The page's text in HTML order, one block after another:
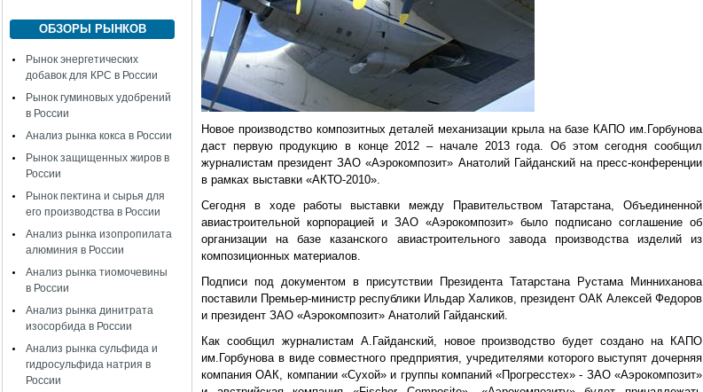
ОБЗОРЫ РЫНКОВ
Рынок энергетических
добавок для КРС в России
Рынок гуминовых удобрений
в России
Анализ рынка кокса в России
Рынок защищенных жиров в
России
Рынок пектина и сырья для
его производства в России
Анализ рынка изопропилата
алюминия в России
Анализ рынка тиомочевины
в России
Анализ рынка динитрата
изосорбида в России
Анализ рынка сульфида и
гидросульфида натрия в
России
Новое производство композитных деталей механизации крыла на базе КАПО им.Горбунова
даст первую продукцию в конце 2012 – начале 2013 года. Об этом сегодня сообщил
журналистам президент ЗАО «Аэрокомпозит» Анатолий Гайданский на пресс-конференции
в рамках выставки «АКТО-2010».
Сегодня в ходе работы выставки между Правительством Татарстана, Объединенной
авиастроительной корпорацией и ЗАО «Аэрокомпозит» было подписано соглашение об
организации на базе казанского авиастроительного завода производства изделий из
композиционных материалов.
Подписи под документом в присутствии Президента Татарстана Рустама Минниханова
поставили Премьер-министр республики Ильдар Халиков, президент ОАК Алексей Федоров
и президент ЗАО «Аэрокомпозит» Анатолий Гайданский.
Как сообщил журналистам А.Гайданский, новое производство будет создано на КАПО
им.Горбунова в виде совместного предприятия, учредителями которого выступят дочерняя
компания ОАК, компании «Сухой» и группы компаний «Прогресстех» - ЗАО «Аэрокомпозит»